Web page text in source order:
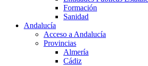
Formación
Sanidad
Andalucía
Acceso a Andalucía
Provincias
Almería
Cádiz